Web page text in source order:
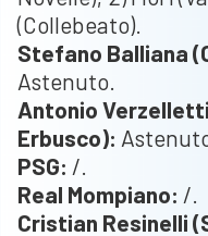
(Collebeato).
Stefano Balliana
Astenuto.
Antonio
Erbusco):
PSG: /.
Real Mompiano: /.
Cristian Resinelli